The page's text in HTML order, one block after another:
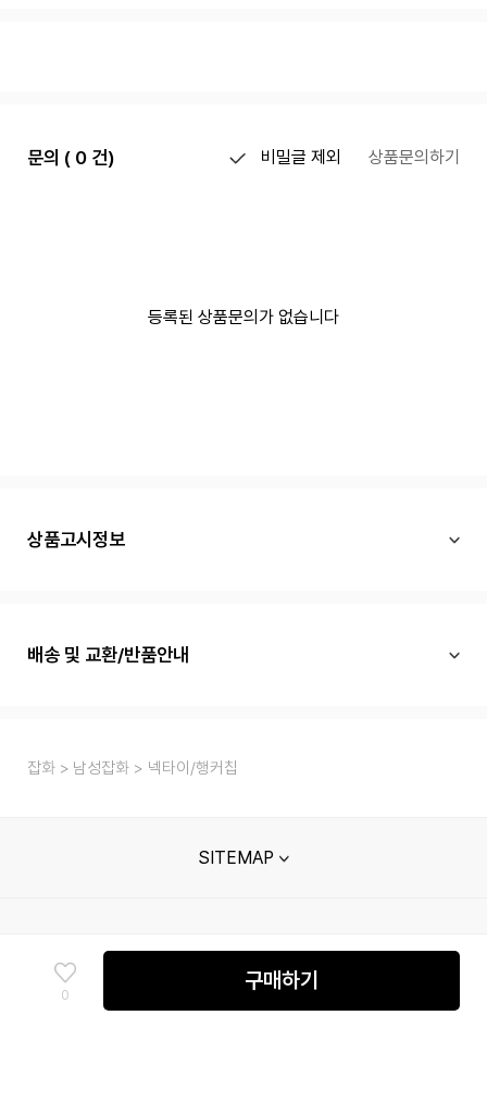
문의 ( 0 건) 비밀글 제외 상품문의하기
등록된 상품문의가 없습니다
상품고시정보
배송 및 교환/반품안내
잡화 남성잡화 넥타이/행커칩
0
구매하기
SITEMAP
신성통상㈜ 사업자정보